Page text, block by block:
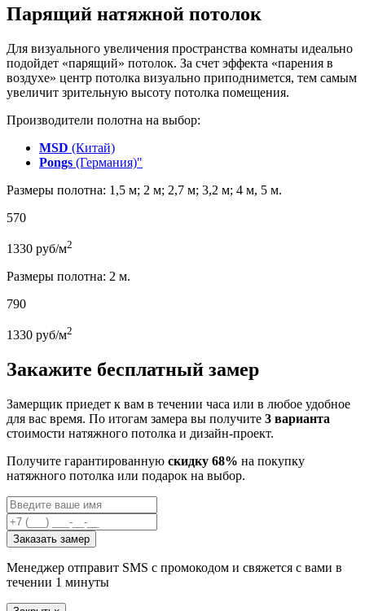
Парящий натяжной потолок
Для визуального увеличения пространства комнаты идеально
подойдет «парящий» потолок. За счет эффекта «парения в
воздухе» центр потолка визуально приподнимется, тем самым
увеличит зрительную высоту потолка помещения.
Производители полотна на выбор:
MSD (Китай)
Pongs (Германия)"
Размеры полотна: 1,5 м; 2 м; 2,7 м; 3,2 м; 4 м, 5 м.
570
1330 руб/м2
Размеры полотна: 2 м.
790
1330 руб/м2
Закажите бесплатный замер
Замерщик приедет к вам в течении часа или в любое удобное
для вас время. По итогам замера вы получите 3 варианта
стоимости натяжного потолка и дизайн-проект.
Получите гарантированную скидку 68% на покупку
натяжного потолка или подарок на выбор.
Заказать замер
Менеджер отправит SMS с промокодом и свяжется с вами в
течении 1 минуты